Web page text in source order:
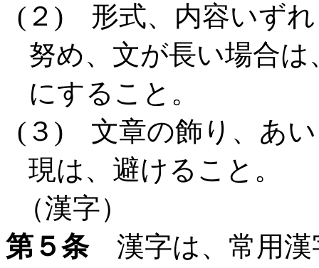
(２) 形式、内容いずれ
努め、文が長い場合
にすること。
(３) 文章の飾り、あい
現は、避けること。
（漢字）
第５条漢字は、常用漢